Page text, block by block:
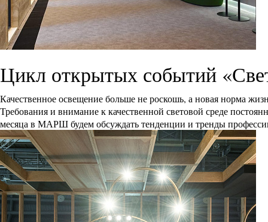
Цикл открытых событий
Качественное освещение больше не роскошь, а новая норма
Требования и внимание к качественной световой среде
месяца в МАРШ будем обсуждать тенденции и тренды